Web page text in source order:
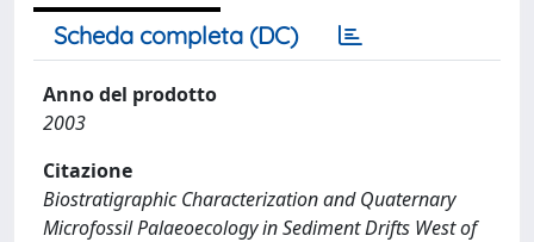
Scheda completa (DC)
Anno del prodotto
2003
Citazione
Biostratigraphic Characterization and Quaternary
Microfossil Palaeoecology in Sediment Drifts West of